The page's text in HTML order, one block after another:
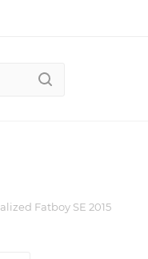
Fatboy SE 2015